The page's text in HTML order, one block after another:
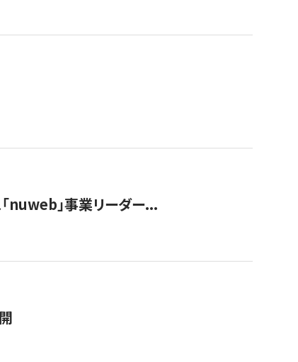
「nuweb」事業リーダー...